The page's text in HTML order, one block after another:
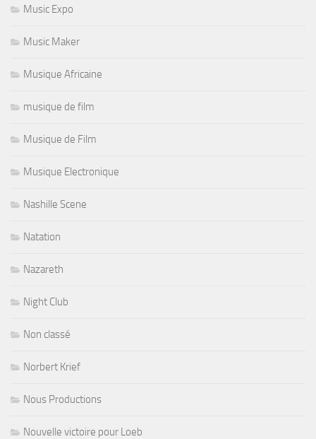
Music Expo
Music Maker
Musique Africaine
musique de film
Musique de Film
Musique Electronique
Nashille Scene
Natation
Nazareth
Night Club
Non classé
Norbert Krief
Nous Productions
Nouvelle victoire pour Loeb